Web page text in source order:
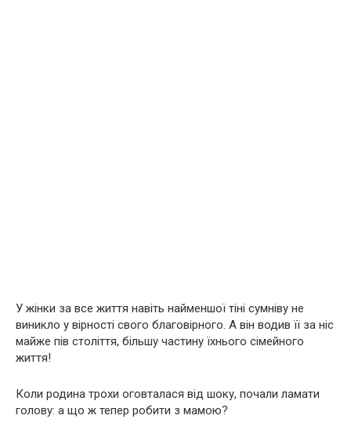
У жінки за все життя навіть найменшої тіні сумніву не
виникло у вірності свого благовірного. А він водив її за ніс
майже пів століття, більшу частину їхнього сімейного
життя!
Коли родина трохи оговталася від шоку, почали ламати
голову: а що ж тепер робити з мамою?